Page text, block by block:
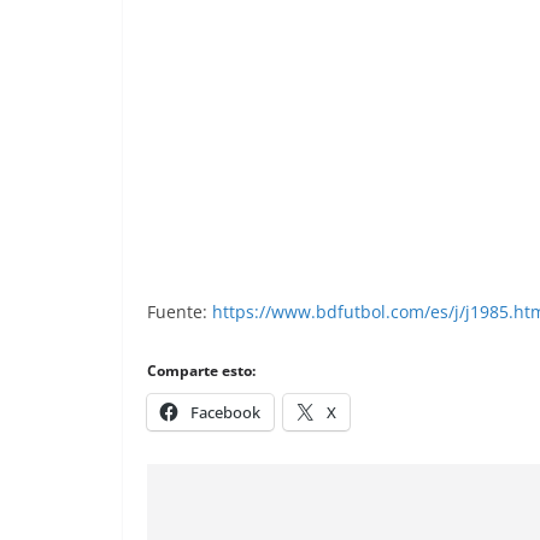
Fuente: https://www.bdfutbol.com/es/j/
Comparte esto:
Facebook X